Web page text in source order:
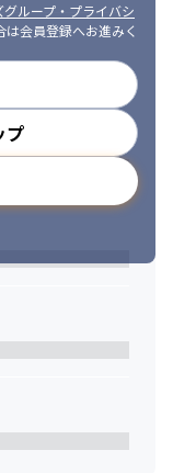
グループ・プライバシ
会員登録へお進みく
プ